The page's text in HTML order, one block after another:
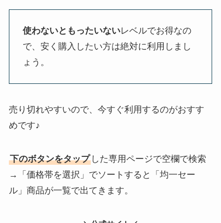
使わないともったいないレベルでお得なの
で、安く購入したい方は絶対に利用しまし
ょう。
売り切れやすいので、今すぐ利用するのがおすす
めです♪
下のボタンをタップした専用ページで空欄で検索
→「価格帯を選択」でソートすると「均一セー
ル」商品が一覧で出てきます。